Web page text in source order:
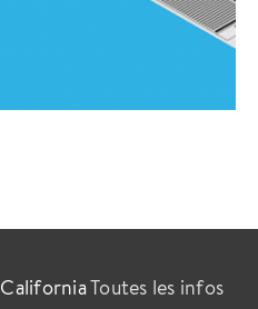
Toutes les infos